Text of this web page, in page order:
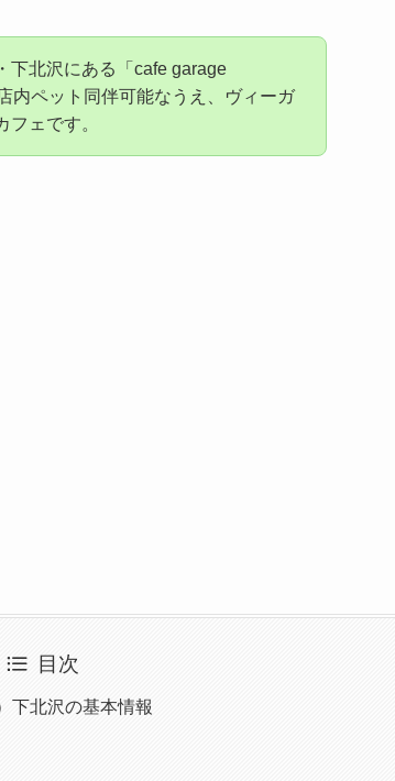
下北沢にある「cafe garage
内ペット同伴可能なうえ、ヴィーガ
ェです。
目次
下北沢の基本情報